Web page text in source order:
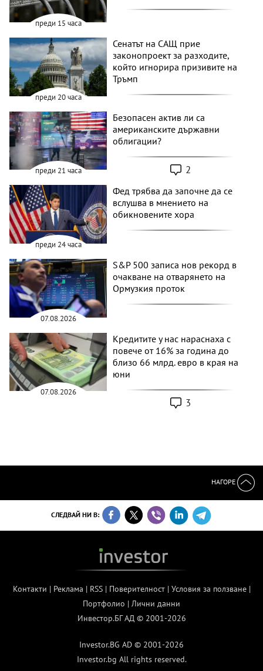
преди 15 часа
преди 20 часа
Сенатът на САЩ прие
законопроект за разходите,
който игнорира призивите на
Тръмп
преди 21 часа
Безопасен актив ли са
американските държавни
облигации?
2
преди 24 часа
Фед трябва да започне да се
вслушва в мнението на
обикновените хора
07.08.2026
S&P 500 записа нов рекорд в
очакване на отварянето на
Ормузкия проток
07.08.2026
Кредитите у нас нараснаха с
повече от 16% за година до
близо 66 млрд. евро в края на
юни
3
НАГОРЕ
СЛЕДВАЙ НИ В:
Контакти | Реклама | RSS| Поверителност| Условия за ползване|
Портфолио | Лични данни
Инвестор.БГ АД © 2001-2026
Investor.BG AD © 2001-2026
Investor.bg All rights reserved.